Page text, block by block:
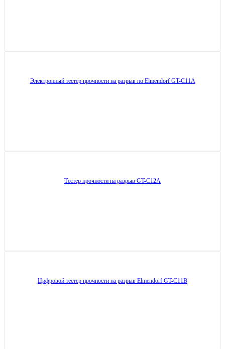
Электронный тестер прочности на разрыв по Elmendorf GT-C11A
Тестер прочности на разрыв GT-C12A
Цифровой тестер прочности на разрыв Elmendorf GT-C11B